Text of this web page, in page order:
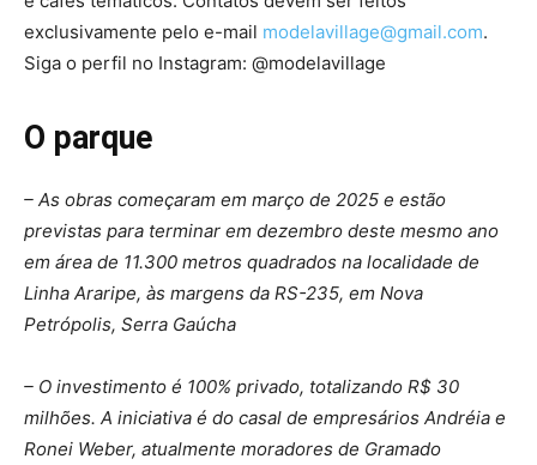
exclusivamente pelo e-mail modelavillage@gmail.com.
Siga o perfil no Instagram: @modelavillage
O parque
– As obras começaram em março de 2025 e estão
previstas para terminar em dezembro deste mesmo ano
em área de 11.300 metros quadrados na localidade de
Linha Araripe, às margens da RS-235, em Nova
Petrópolis, Serra Gaúcha
– O investimento é 100% privado, totalizando R$ 30
milhões. A iniciativa é do casal de empresários Andréia e
Ronei Weber, atualmente moradores de Gramado